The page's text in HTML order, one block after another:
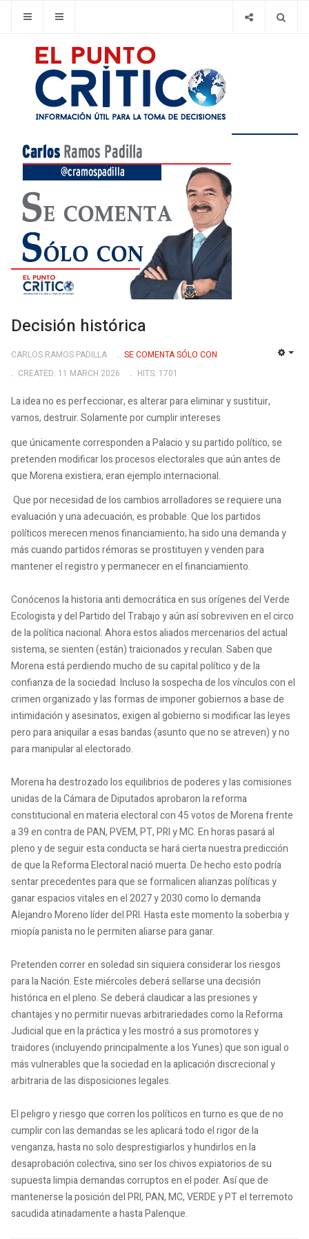
Decisión histórica
CARLOS RAMOS PADILLA
SE COMENTA SÓLO CON
CREATED: 11 MARCH 2026
HITS: 1701
La idea no es perfeccionar, es alterar para eliminar y sustituir,
vamos, destruir. Solamente por cumplir intereses
que únicamente corresponden a Palacio y su partido político, se
pretenden modificar los procesos electorales que aún antes de
que Morena existiera, eran ejemplo internacional.
Que por necesidad de los cambios arrolladores se requiere una
evaluación y una adecuación, es probable. Que los partidos
políticos merecen menos financiamiento; ha sido una demanda y
más cuando partidos rémoras se prostituyen y venden para
mantener el registro y permanecer en el financiamiento.
Conócenos la historia anti democrática en sus orígenes del Verde
Ecologista y del Partido del Trabajo y aún así sobreviven en el circo
de la política nacional. Ahora estos aliados mercenarios del actual
sistema, se sienten (están) traicionados y reculan. Saben que
Morena está perdiendo mucho de su capital político y de la
confianza de la sociedad. Incluso la sospecha de los vínculos con el
crimen organizado y las formas de imponer gobiernos a base de
intimidación y asesinatos, exigen al gobierno si modificar las leyes
pero para aniquilar a esas bandas (asunto que no se atreven) y no
para manipular al electorado.
Morena ha destrozado los equilibrios de poderes y las comisiones
unidas de la Cámara de Diputados aprobaron la reforma
constitucional en materia electoral con 45 votos de Morena frente
a 39 en contra de PAN, PVEM, PT, PRI y MC. En horas pasará al
pleno y de seguir esta conducta se hará cierta nuestra predicción
de que la Reforma Electoral nació muerta. De hecho esto podría
sentar precedentes para que se formalicen alianzas políticas y
ganar espacios vitales en el 2027 y 2030 como lo demanda
Alejandro Moreno líder del PRI. Hasta este momento la soberbia y
miopía panista no le permiten aliarse para ganar.
Pretenden correr en soledad sin siquiera considerar los riesgos
para la Nación. Este miércoles deberá sellarse una decisión
histórica en el pleno. Se deberá claudicar a las presiones y
chantajes y no permitir nuevas arbitrariedades como la Reforma
Judicial que en la práctica y les mostró a sus promotores y
traidores (incluyendo principalmente a los Yunes) que son igual o
más vulnerables que la sociedad en la aplicación discrecional y
arbitraria de las disposiciones legales.
El peligro y riesgo que corren los políticos en turno es que de no
cumplir con las demandas se les aplicará todo el rigor de la
venganza, hasta no solo desprestigiarlos y hundirlos en la
desaprobación colectiva, sino ser los chivos expiatorios de su
supuesta limpia demandas corruptos en el poder. Así que de
mantenerse la posición del PRI, PAN, MC, VERDE y PT el terremoto
sacudida atinadamente a hasta Palenque.